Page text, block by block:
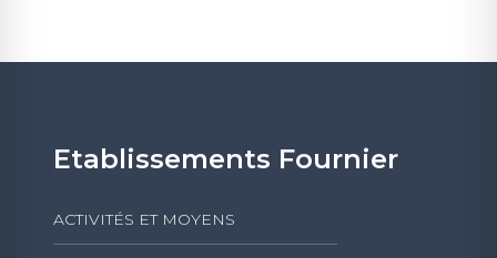
Etablissements Fournier
ACTIVITÉS ET MOYENS